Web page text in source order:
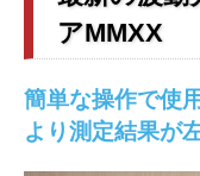
アMMXX
簡単な操作で使
より測定結果が